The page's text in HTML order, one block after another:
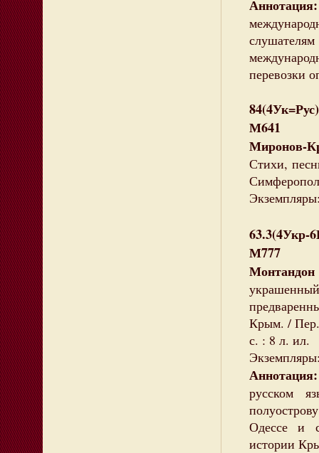
Аннотация:
перевозки
М641
Стихи,
63.3(4Укр-
М777
Крым. /
с. : 8 л. ил.
Аннотация:
русском
Одессе и
истории